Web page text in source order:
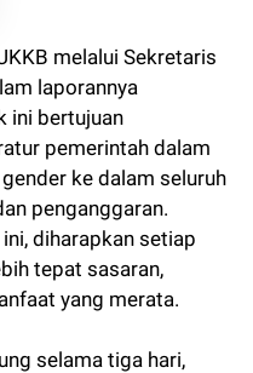
melalui Sekretaris
laporannya
ini bertujuan
pemerintah dalam
ke dalam seluruh
penganggaran.
diharapkan setiap
tepat sasaran,
yang merata.
selama tiga hari,